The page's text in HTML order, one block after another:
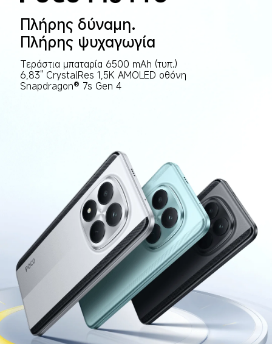
Πλήρης δύναμη.
Πλήρης ψυχαγωγία
Τεράστια μπαταρία 6500 mAh (τυπ.)
6,83" CrystalRes 1,5K AMOLED οθόνη
Snapdragon® 7s Gen 4